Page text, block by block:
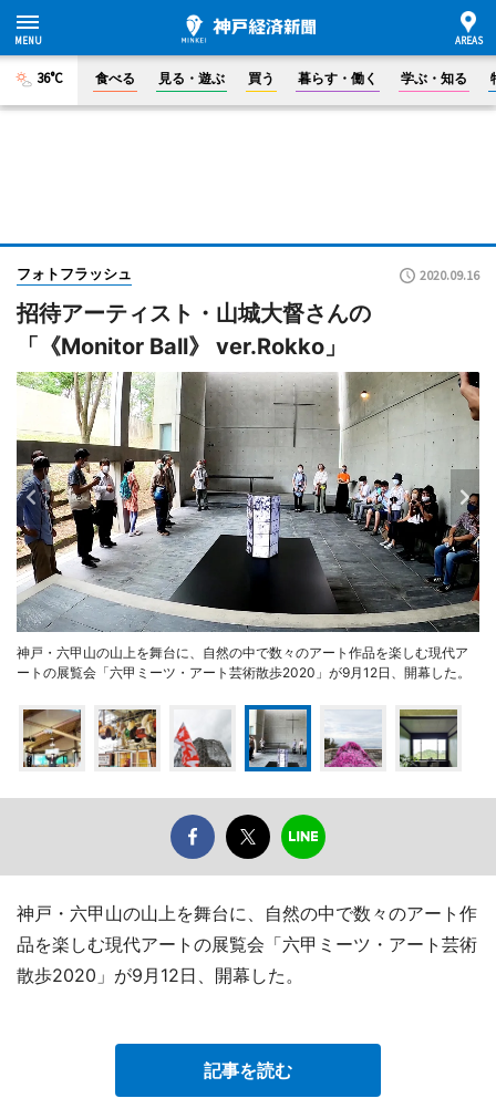
36°C 食べる 見る・遊ぶ 買う 暮らす・働く 学ぶ・知る
フォトフラッシュ 2020.09.16
招待アーティスト・山城大督さんの
「《Monitor Ball》 ver.Rokko」
神戸・六甲山の山上を舞台に、自然の中で数々のアート作品を楽しむ現代ア
ートの展覧会「六甲ミーツ・アート芸術散歩2020」が9月12日、開幕した。
神戸・六甲山の山上を舞台に、自然の中で数々のアート作
品を楽しむ現代アートの展覧会「六甲ミーツ・アート芸術
散歩2020」が9月12日、開幕した。
記事を読む